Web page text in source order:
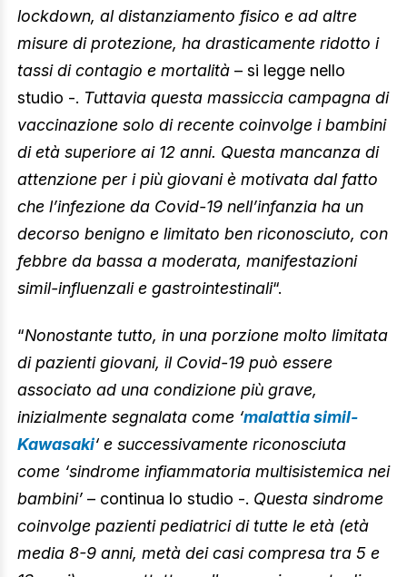
lockdown, al distanziamento fisico e ad altre
misure di protezione, ha drasticamente ridotto i
tassi di contagio e mortalità – si legge nello
studio -. Tuttavia questa massiccia campagna di
vaccinazione solo di recente coinvolge i bambini
di età superiore ai 12 anni. Questa mancanza di
attenzione per i più giovani è motivata dal fatto
che l’infezione da Covid-19 nell’infanzia ha un
decorso benigno e limitato ben riconosciuto, con
febbre da bassa a moderata, manifestazioni
simil-influenzali e gastrointestinali“.
“Nonostante tutto, in una porzione molto limitata
di pazienti giovani, il Covid-19 può essere
associato ad una condizione più grave,
inizialmente segnalata come ‘malattia simil-
Kawasaki‘ e successivamente riconosciuta
come ‘sindrome infiammatoria multisistemica nei
bambini’ – continua lo studio -. Questa sindrome
coinvolge pazienti pediatrici di tutte le età (età
media 8-9 anni, metà dei casi compresa tra 5 e